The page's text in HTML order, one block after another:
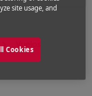
Vuelos
site usage, and
Cookies